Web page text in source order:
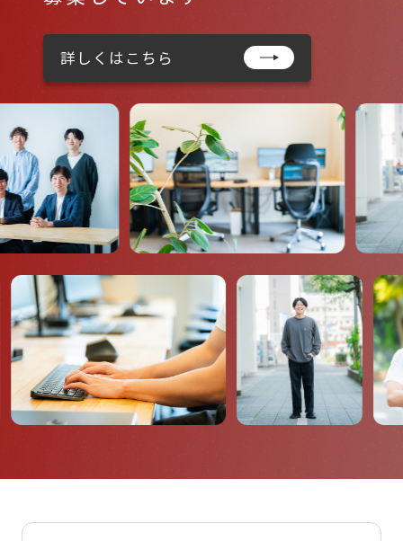
詳しくはこちら